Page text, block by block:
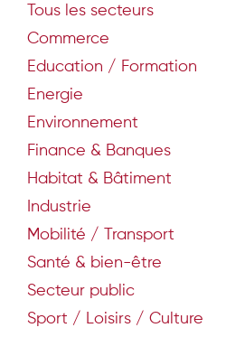
Tous les secteurs
Commerce
Education / Formation
Energie
Environnement
Finance & Banques
Habitat & Bâtiment
Industrie
Mobilité / Transport
Santé & bien-être
Secteur public
Sport / Loisirs / Culture